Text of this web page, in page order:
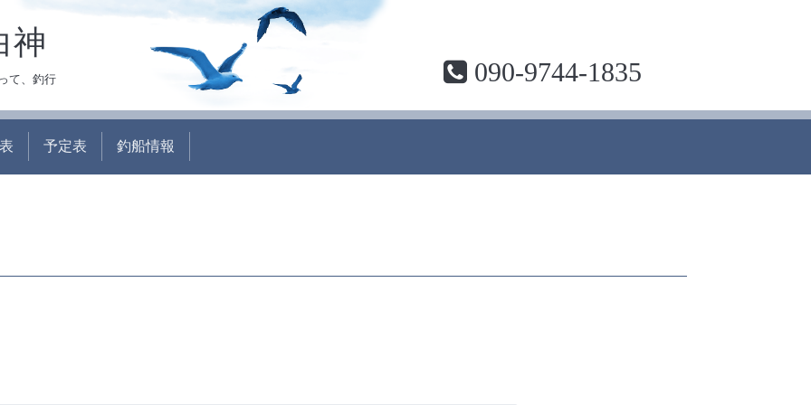
神
て、釣行 090-9744-1835
予定表 釣船情報